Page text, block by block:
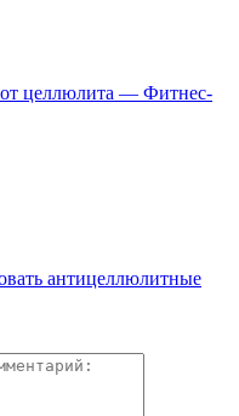
от целлюлита — Фитнес-
антицеллюлитные